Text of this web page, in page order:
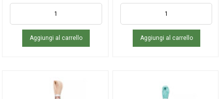
Aggiungi al carrello Aggiungi al carrello